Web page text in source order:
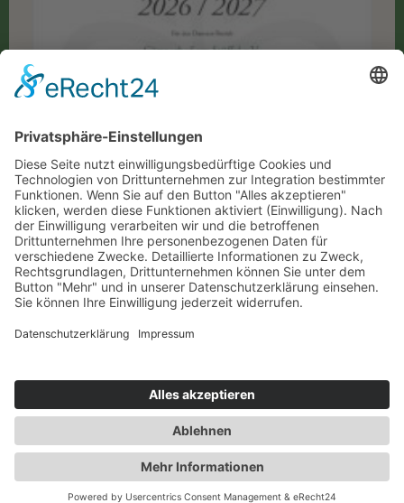
Deutsche Landwirtschaft
Druckversion| Sitemap
Login